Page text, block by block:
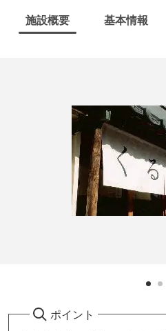
施設概要 基本情報
ポイント